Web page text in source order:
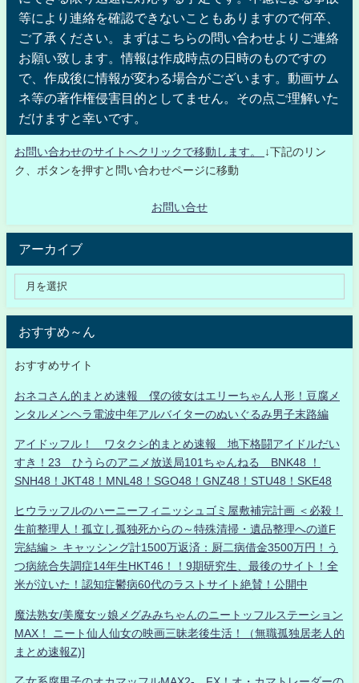
等により連絡を確認できないこともありますので何卒、
ご了承ください。まずはこちらの問い合わせよりご連絡
お願い致します。情報は作成時点の日時のものですの
で、作成後に情報が変わる場合がございます。動画サム
ネ等の著作権侵害目的としてません。その点ご理解いた
だけますと幸いです。
お問い合わせのサイトへクリックで移動します。
↓下記のリン
ク、ボタンを押すと問い合わせページに移動
お問い合せ
アーカイブ
おすすめ～ん
おすすめサイト
おネコさん的まとめ速報 僕の彼女はエリーちゃん人形！豆腐メ
ンタルメンヘラ電波中年アルバイターのぬいぐるみ男子末路編
アイドッフル！ ワタクシ的まとめ速報 地下格闘アイドルだい
すき！23 ひうらのアニメ放送局101ちゃんねる BNK48 ！
SNH48！JKT48！MNL48！SGO48！GNZ48！STU48！SKE48
ヒウラッフルのハーニーフィニッシュゴミ屋敷補完計画 ＜必殺！
生前整理人！孤立し孤独死からの～特殊清掃・遺品整理への道F
完結編＞ キャッシング計1500万返済：厨二病借金3500万円！う
つ病統合失調症14年生HKT46！！9期研究生、最後のサイト！全
米が泣いた！認知症鬱病60代のラストサイト絶賛！公開中
魔法熟女/美魔女ッ娘メグみみちゃんのニートッフルステーション
MAX！ ニート仙人仙女の映画三昧老後生活！（無職孤独居老人的
まとめ速報Z)]